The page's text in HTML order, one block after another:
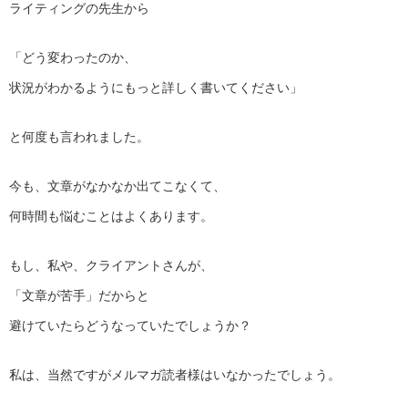
ライティングの先生から
「どう変わったのか、
状況がわかるようにもっと詳しく書いてください」
と何度も言われました。
今も、文章がなかなか出てこなくて、
何時間も悩むことはよくあります。
もし、私や、クライアントさんが、
「文章が苦手」だからと
避けていたらどうなっていたでしょうか？
私は、当然ですがメルマガ読者様はいなかったでしょう。